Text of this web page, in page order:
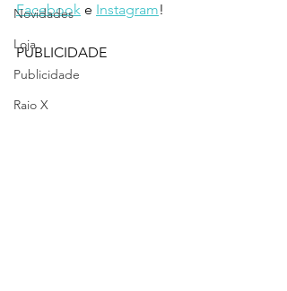
Novidades
Loja
Publicidade
Raio X
Facebook e Instagram!
PUBLICIDADE